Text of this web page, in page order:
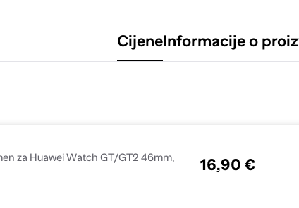
CijeneInformacije o
za Huawei Watch GT/GT2 46mm,
16,90 €